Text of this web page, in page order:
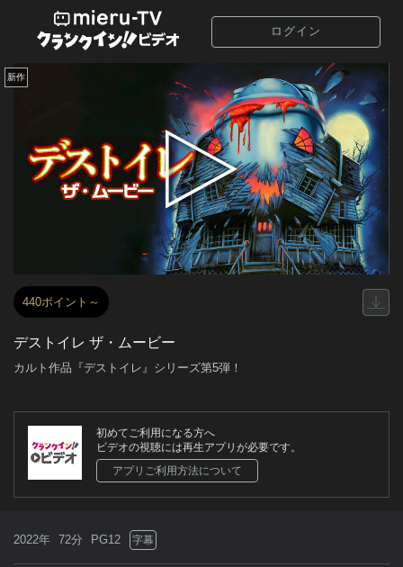
ログイン
新作
440ポイント～
デストイレ ザ・ムービー
カルト作品『デストイレ』シリーズ第5弾！
初めてご利用になる方へ
ビデオの視聴には再生アプリが必要です。
アプリご利用方法について
2022年 72分 PG12 字幕